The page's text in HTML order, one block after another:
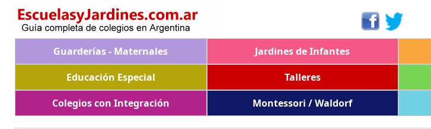
Guarderías - Maternales Jardines de Infantes
Educación Especial
Talleres
Colegios con Integración
Montessori / Waldorf